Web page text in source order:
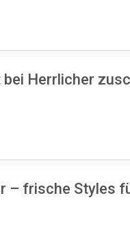
Herrlicher
– frische Styles